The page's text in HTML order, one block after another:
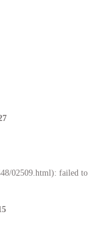
02509.html): failed to